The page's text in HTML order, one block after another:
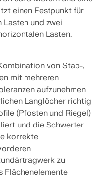
digitais
paramétrica e
a novos patamares.
einen Festpunkt für
und zwei
Lasten.
von Stab-,
mit mehreren
aufzunehmen
Langlöcher richtig
(Pfosten und Riegel)
und die Schwerter
korrekte
zu
Flächenelemente